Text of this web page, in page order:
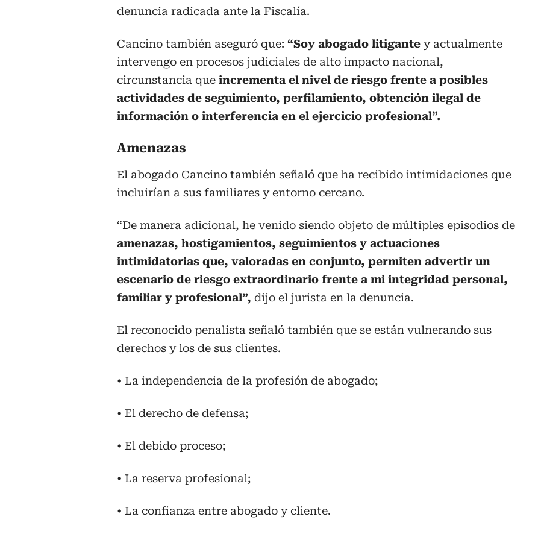
denuncia radicada ante la Fiscalía.
Cancino también aseguró que: “Soy abogado litigante y actualmente
intervengo en procesos judiciales de alto impacto nacional,
circunstancia que incrementa el nivel de riesgo frente a posibles
actividades de seguimiento, perfilamiento, obtención ilegal de
información o interferencia en el ejercicio profesional”.
Amenazas
El abogado Cancino también señaló que ha recibido intimidaciones que
incluirían a sus familiares y entorno cercano.
“De manera adicional, he venido siendo objeto de múltiples episodios de
amenazas, hostigamientos, seguimientos y actuaciones
intimidatorias que, valoradas en conjunto, permiten advertir un
escenario de riesgo extraordinario frente a mi integridad personal,
familiar y profesional”, dijo el jurista en la denuncia.
El reconocido penalista señaló también que se están vulnerando sus
derechos y los de sus clientes.
• La independencia de la profesión de abogado;
• El derecho de defensa;
• El debido proceso;
• La reserva profesional;
• La confianza entre abogado y cliente.